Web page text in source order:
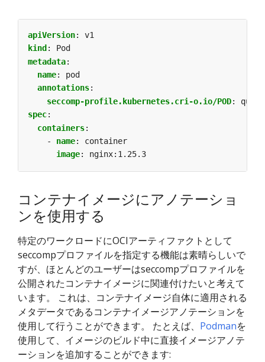
apiVersion:
v1
kind :
Pod
metadata:
name:
pod
annotations:
seccomp-profile.kubernetes.cri-o.io/POD:
spec:
containers:
- name:
container
image: nginx:1.25.3
コンテナイメージにアノテーショ
ンを使用する
特定のワークロードにOCIアーティファクトとして
seccompプロファイルを指定する機能は素晴らしいで
すが、ほとんどのユーザーはseccompプロファイルを
公開されたコンテナイメージに関連付けたいと考えて
います。 これは、コンテナイメージ自体に適用される
メタデータであるコンテナイメージアノテーションを
使用して行うことができます。 たとえば、 Podmanを
使用して、イメージのビルド中に直接イメージアノテ
ーションを追加することができます: